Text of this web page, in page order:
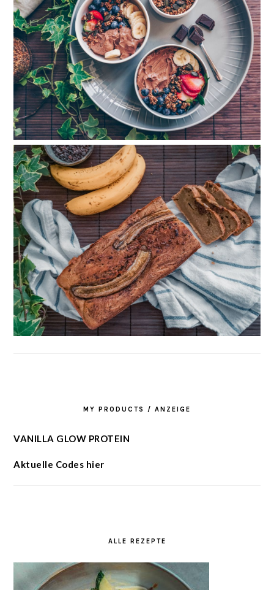
MY PRODUCTS / ANZEIGE
VANILLA GLOW PROTEIN
Aktuelle Codes hier
ALLE REZEPTE